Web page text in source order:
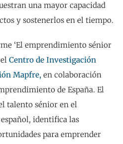
una mayor capacidad
y sostenerlos en el tiempo.
‘El emprendimiento sénior
Centro de Investigación
Mapfre, en colaboración
de España. El
talento sénior en el
identifica las
para emprender